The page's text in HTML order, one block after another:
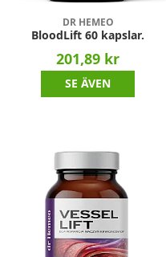
DR HEMEO
BloodLift 60 kapslar.
201,89 kr
SE ÄVEN